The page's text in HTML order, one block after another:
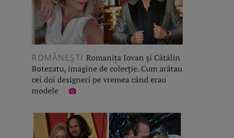
ROMÂNEŞTI Romanița Iovan și Cătălin
Botezatu, imagine de colecție. Cum arătau
cei doi designeri pe vremea când erau
modele